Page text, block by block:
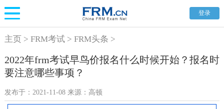
登录
主页> FRM考试 > FRM头条 >
2022年frm考试早鸟价报名什么时候开始？报名时
要注意哪些事项？
发布于： 2021-11-08来源： 高顿